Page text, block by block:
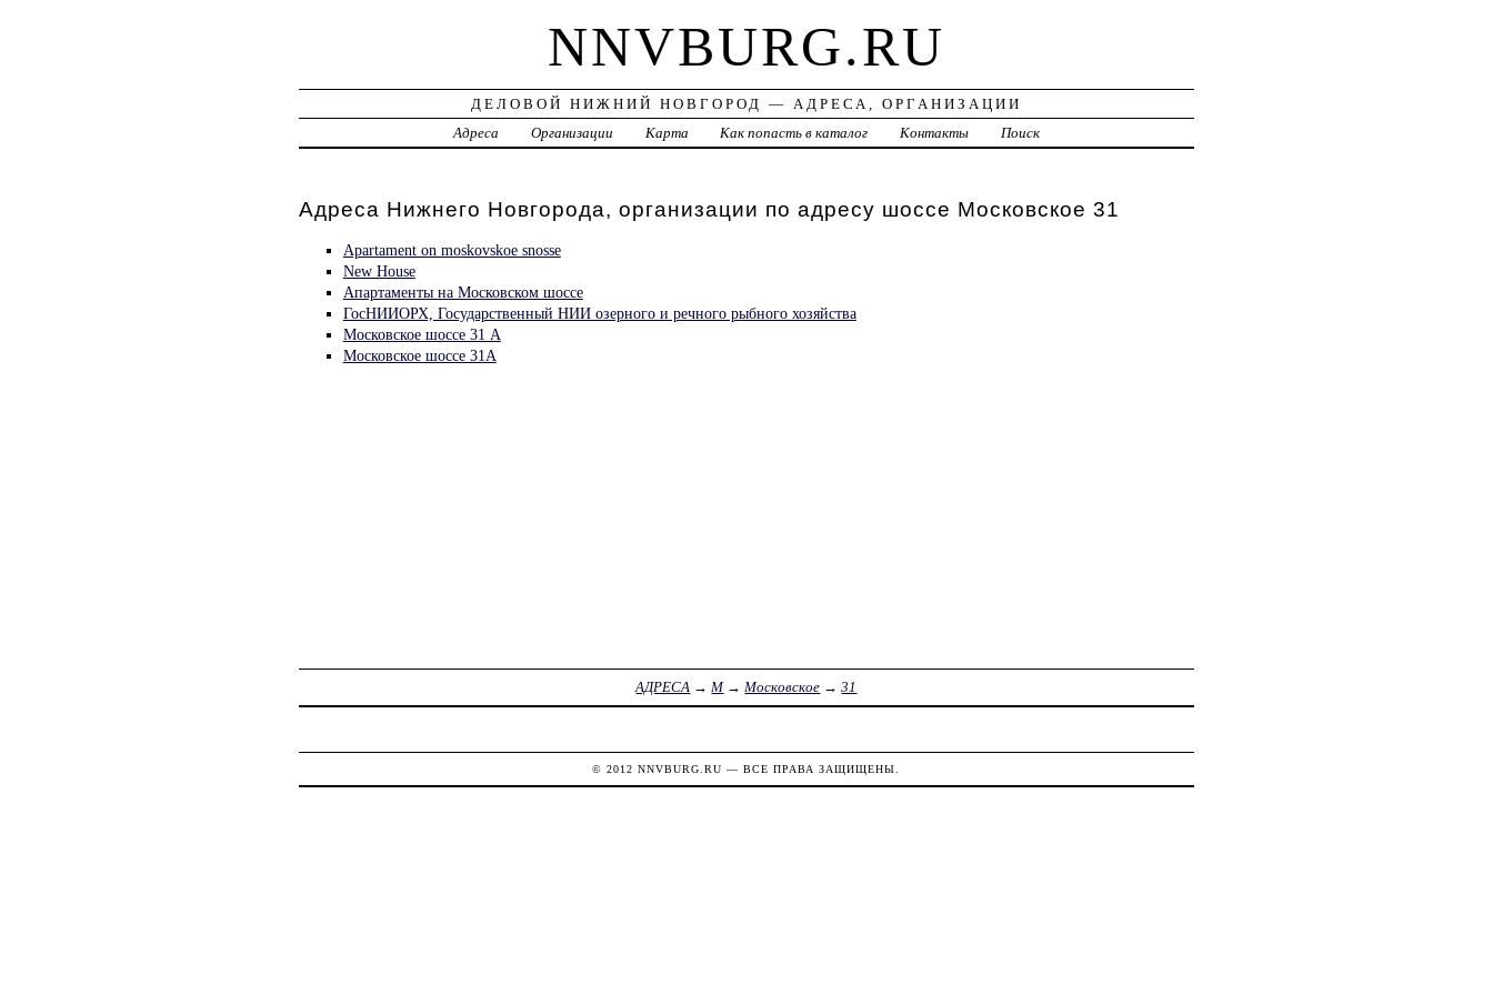
NNVBURG.RU
ДЕЛОВОЙ НИЖНИЙ НОВГОРОД — АДРЕСА, ОРГАНИЗАЦИИ
Адреса
Организации Карта Как попасть в каталог Контакты Поиск
Адреса Нижнего Новгорода, организации по адресу шоссе Московское 31
Apartament on moskovskoe snosse
New House
Апартаменты на Московском шоссе
ГосНИИОРХ, Государственный НИИ озерного и речного рыбного хозяйства
Московское шоссе 31 А
Московское шоссе 31А
АДРЕСА →М→Московское →31
© 2012NNVBURG.RU — ВСЕ ПРАВА ЗАЩИЩЕНЫ.